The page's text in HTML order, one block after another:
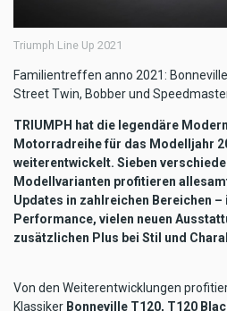
Triumph Line Up 2021
Familientreffen anno 2021:
Street Twin, Bobber und
TRIUMPH hat die legendäre
Motorradreihe für das Modelljahr
weiterentwickelt. Sieben
Modellvarianten profitieren
Updates in zahlreichen Bereichen
Performance, vielen neuen
zusätzlichen Plus bei Stil und
Von den Weiterentwicklungen
Klassiker Bonneville T120, T120